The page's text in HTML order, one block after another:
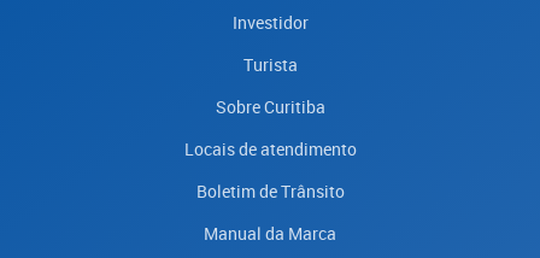
Investidor
Turista
Sobre Curitiba
Locais de atendimento
Boletim de Trânsito
Manual da Marca